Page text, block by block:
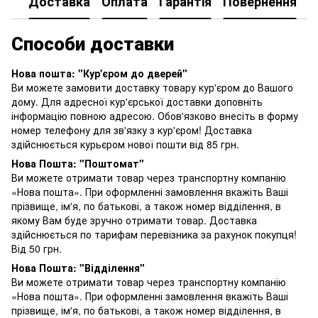
Способи доставки
Нова пошта: "Кур'єром до дверей"
Ви можете замовити доставку товару кур'єром до Вашого
дому. Для адресної кур'єрської доставки доповніть
інформацію повною адресою. Обов'язково внесіть в форму
номер телефону для зв'язку з кур'єром! Доставка
здійснюється курьєром нової пошти від 85 грн.
Нова Пошта: "Поштомат"
Ви можете отримати товар через транспортну компанію
«Нова пошта». При оформленні замовлення вкажіть Ваші
прізвище, ім'я, по батькові, а також номер відділення, в
якому Вам буде зручно отримати товар. Доставка
здійснюється по тарифам перевізника за рахунок покупця!
Від 50 грн.
Нова Пошта: "Відділення"
Ви можете отримати товар через транспортну компанію
«Нова пошта». При оформленні замовлення вкажіть Ваші
прізвище, ім'я, по батькові, а також номер відділення, в